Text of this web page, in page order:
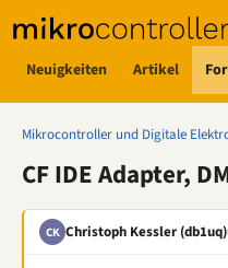
Neuigkeiten Artikel
Mikrocontroller und Digitale
CF IDE Adapter,
CK Christoph Kessler (db1uq)